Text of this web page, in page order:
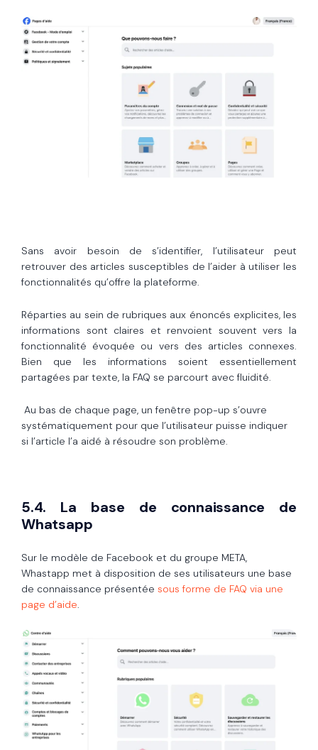
Sans avoir besoin de s’identifier, l’utilisateur peut
retrouver des articles susceptibles de l’aider à utiliser les
fonctionnalités qu’offre la plateforme.
Réparties au sein de rubriques aux énoncés explicites, les
informations sont claires et renvoient souvent vers la
fonctionnalité évoquée ou vers des articles connexes.
Bien que les informations soient essentiellement
partagées par texte, la FAQ se parcourt avec fluidité.
Au bas de chaque page, un fenêtre pop-up s’ouvre
systématiquement pour que l’utilisateur puisse indiquer
si l’article l’a aidé à résoudre son problème.
5.4. La base de connaissance de
Whatsapp
Sur le modèle de Facebook et du groupe META,
Whastapp met à disposition de ses utilisateurs une base
de connaissance présentée sous forme de FAQ via une
page d’aide.